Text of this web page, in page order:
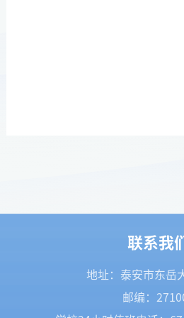
联系我
地址：泰安市东岳
邮编：